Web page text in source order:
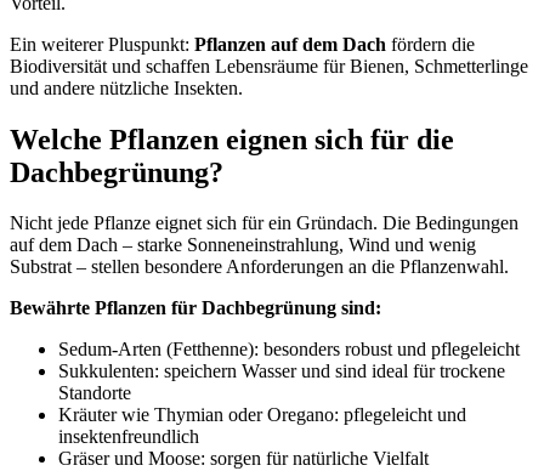
Ein weiterer Pluspunkt: Pflanzen auf dem Dach fördern die
Biodiversität und schaffen Lebensräume für Bienen, Schmetterlinge
und andere nützliche Insekten.
Welche Pflanzen eignen sich für die
Dachbegrünung?
Nicht jede Pflanze eignet sich für ein Gründach. Die Bedingungen
auf dem Dach – starke Sonneneinstrahlung, Wind und wenig
Substrat – stellen besondere Anforderungen an die Pflanzenwahl.
Bewährte Pflanzen für Dachbegrünung sind:
Sedum-Arten (Fetthenne): besonders robust und pflegeleicht
Sukkulenten: speichern Wasser und sind ideal für trockene
Standorte
Kräuter wie Thymian oder Oregano: pflegeleicht und
insektenfreundlich
Gräser und Moose: sorgen für natürliche Vielfalt